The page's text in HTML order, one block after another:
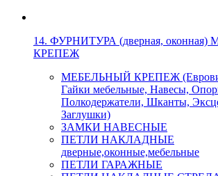
14. ФУРНИТУРА (дверная,
КРЕПЕЖ
МЕБЕЛЬНЫЙ КРЕПЕЖ
Гайки мебельные, Навесы,
Полкодержатели, Шканты,
Заглушки)
ЗАМКИ НАВЕСНЫЕ
ПЕТЛИ НАКЛАДНЫЕ
дверные,оконные,мебельные
ПЕТЛИ ГАРАЖНЫЕ